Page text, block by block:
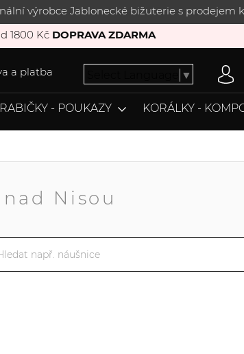
výrobce Jablonecké bižuterie s prodejem
1800 Kč DOPRAVA ZDARMA
a platba ▼
- POUKAZY KORÁLKY -
Nisou